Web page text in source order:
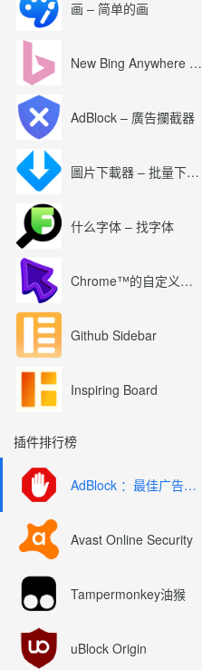
画 – 简单的画
New Bing Anywhere (Bing Chat GPT-4)
AdBlock – 廣告攔截器
圖片下載器 – 批量下載圖片
什么字体 – 找字体
Chrome™的自定义光标
Github Sidebar
Inspiring Board
插件排行榜
AdBlock ：最佳广告拦截工具
Avast Online Security
Tampermonkey油猴
uBlock Origin